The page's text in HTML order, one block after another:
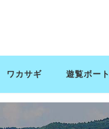
ワカサギ 遊覧ボート